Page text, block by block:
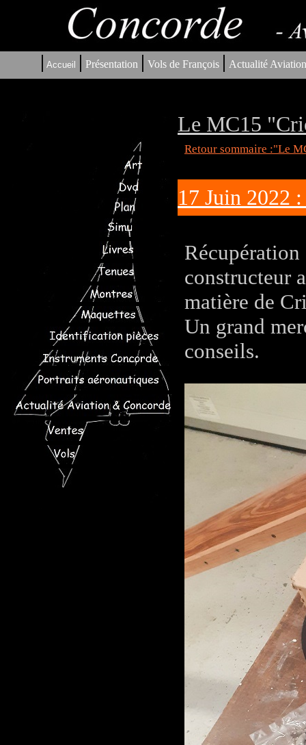
| Accueil | Présentation | Vols de François | Actualité
Le MC15
Retour sommaire :"Le
17 Juin 2022
constructeur
matière de
Un grand
conseils.